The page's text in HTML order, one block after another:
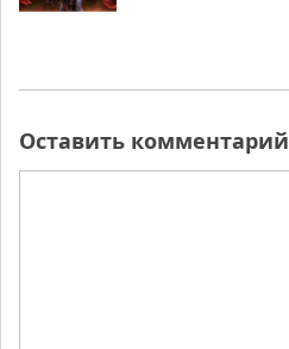
Оставить комментарий